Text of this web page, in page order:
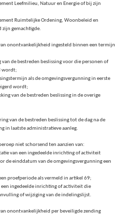
Leefmilieu, Natuur en Energie of bij zijn
Ruimtelijke Ordening, Woonbeleid en
zijn gemachtigde.
onontvankelijkheid ingesteld binnen een termijn
van de bestreden beslissing voor die personen of
wordt;
als de omgevingsvergunning in eerste
wordt;
van de bestreden beslissing in de overige
van de bestreden beslissing tot de dag na de
in laatste administratieve aanleg.
niet schorsend ten aanzien van:
van een ingedeelde inrichting of activiteit
de einddatum van de omgevingsvergunning een
proefperiode als vermeld in artikel 69;
ingedeelde inrichting of activiteit die
of wijziging van de indelingslijst.
onontvankelijkheid per beveiligde zending